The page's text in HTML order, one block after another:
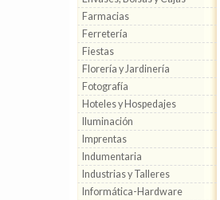
Farmacias
Ferretería
Fiestas
Florería y Jardinería
Fotografía
Hoteles y Hospedajes
Iluminación
Imprentas
Indumentaria
Industrias y Talleres
Informática-Hardware